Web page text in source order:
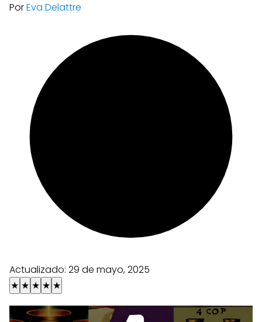
PorEva Delattre
Actualizado: 29 de mayo, 2025
★ ★ ★ ★ ★